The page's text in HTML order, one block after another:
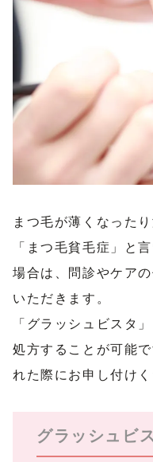
まつ毛が薄くなった
「まつ毛貧毛症」と
場合は、問診やケア
いただきます。
「グラッシュビスタ
処方することが可能
れた際にお申し付けく
グラッシュビ